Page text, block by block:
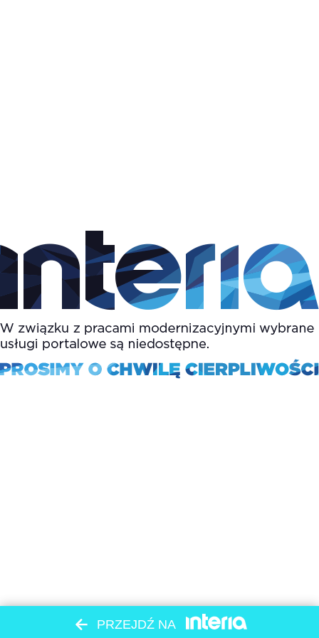
PRZEJDŹ NA